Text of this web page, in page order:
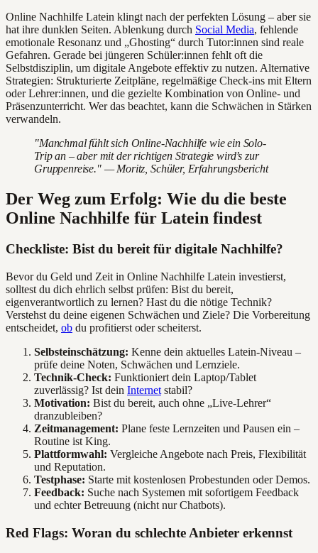
Online Nachhilfe Latein klingt nach der perfekten Lösung – aber sie
hat ihre dunklen Seiten. Ablenkung durch Social Media, fehlende
emotionale Resonanz und „Ghosting“ durch Tutor:innen sind reale
Gefahren. Gerade bei jüngeren Schüler:innen fehlt oft die
Selbstdisziplin, um digitale Angebote effektiv zu nutzen. Alternative
Strategien: Strukturierte Zeitpläne, regelmäßige Check-ins mit Eltern
oder Lehrer:innen, und die gezielte Kombination von Online- und
Präsenzunterricht. Wer das beachtet, kann die Schwächen in Stärken
verwandeln.
"Manchmal fühlt sich Online-Nachhilfe wie ein Solo-
Trip an – aber mit der richtigen Strategie wird’s zur
Gruppenreise." — Moritz, Schüler, Erfahrungsbericht
Der Weg zum Erfolg: Wie du die beste
Online Nachhilfe für Latein findest
Checkliste: Bist du bereit für digitale Nachhilfe?
Bevor du Geld und Zeit in Online Nachhilfe Latein investierst,
solltest du dich ehrlich selbst prüfen: Bist du bereit,
eigenverantwortlich zu lernen? Hast du die nötige Technik?
Verstehst du deine eigenen Schwächen und Ziele? Die Vorbereitung
entscheidet, ob du profitierst oder scheiterst.
Selbsteinschätzung: Kenne dein aktuelles Latein-Niveau –
prüfe deine Noten, Schwächen und Lernziele.
Technik-Check: Funktioniert dein Laptop/Tablet
zuverlässig? Ist dein Internet stabil?
Motivation: Bist du bereit, auch ohne „Live-Lehrer“
dranzubleiben?
Zeitmanagement: Plane feste Lernzeiten und Pausen ein –
Routine ist King.
Plattformwahl: Vergleiche Angebote nach Preis, Flexibilität
und Reputation.
Testphase: Starte mit kostenlosen Probestunden oder Demos.
Feedback: Suche nach Systemen mit sofortigem Feedback
und echter Betreuung (nicht nur Chatbots).
Red Flags: Woran du schlechte Anbieter erkennst